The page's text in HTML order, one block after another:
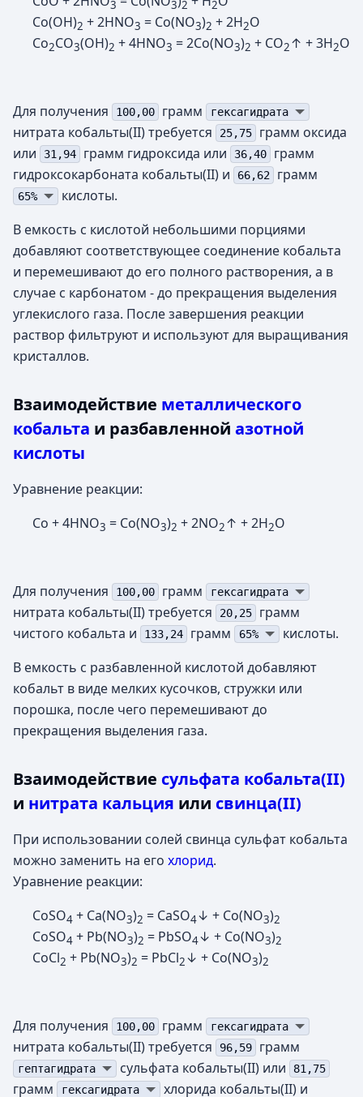
3 3 2 2
Co(OH)2 + 2HNO3 = Co(NO3)2 + 2H2O
Co2CO3(OH)2 + 4HNO3 = 2Co(NO3)2 + CO2↑ + 3H2O
Для получения 100,00 грамм гексагидрата
нитрата кобальты(II) требуется 25,75
грамм оксида
или
31,94 грамм гидроксида или 36,40
грамм
гидроксокарбоната кобальты(II) и
66,62 грамм
65%
кислоты.
В емкость с кислотой небольшими порциями
добавляют соответствующее соединение кобальта
и перемешивают до его полного растворения, а в
случае с карбонатом - до прекращения выделения
углекислого газа. После завершения реакции
раствор фильтруют и используют для выращивания
кристаллов.
Взаимодействие металлического
кобальта и разбавленной азотной
кислоты
Уравнение реакции:
Co + 4HNO3 = Co(NO3)2 + 2NO2↑ + 2H2O
Для получения 100,00 грамм гексагидрата
нитрата кобальты(II) требуется 20,25
грамм
чистого кобальта и
133,24 грамм 65%
кислоты.
В емкость с разбавленной кислотой добавляют
кобальт в виде мелких кусочков, стружки или
порошка, после чего перемешивают до
прекращения выделения газа.
Взаимодействие сульфата кобальта(II)
и нитрата кальция или свинца(II)
При использовании солей свинца сульфат кобальта
можно заменить на его хлорид.
Уравнение реакции:
CoSO4 + Ca(NO3)2 = CaSO4↓ + Co(NO3)2
CoSO4 + Pb(NO3)2 = PbSO4↓ + Co(NO3)2
CoCl2 + Pb(NO3)2 = PbCl2↓ + Co(NO3)2
Для получения 100,00 грамм гексагидрата
нитрата кобальты(II) требуется 96,59 грамм
гептагидрата сульфата кобальты(II) или 81,75
грамм гексагидрата хлорида кобальты(II) и